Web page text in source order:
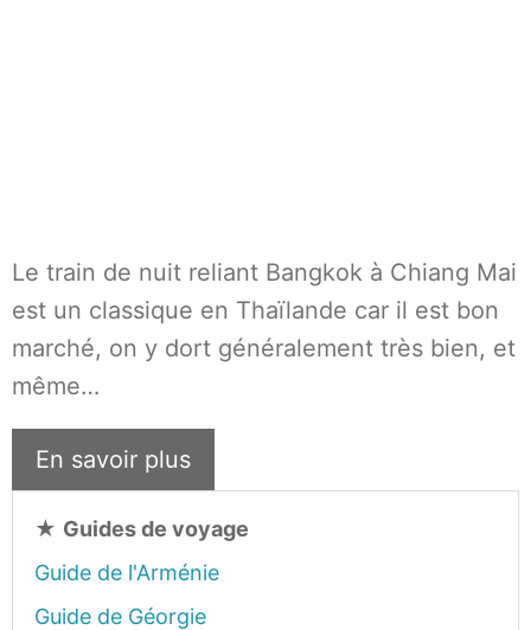
Le train de nuit reliant Bangkok à Chiang Mai
est un classique en Thaïlande car il est bon
marché, on y dort généralement très bien, et
même…
En savoir plus
★ Guides de voyage
Guide de l'Arménie
Guide de Géorgie